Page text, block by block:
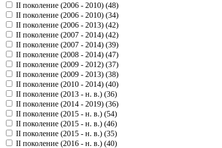
II поколение (2006 - 2010) (48)
II поколение (2006 - 2010) (34)
II поколение (2006 - 2013) (42)
II поколение (2007 - 2014) (42)
II поколение (2007 - 2014) (39)
II поколение (2008 - 2014) (47)
II поколение (2009 - 2012) (37)
II поколение (2009 - 2013) (38)
II поколение (2010 - 2014) (40)
II поколение (2013 - н. в.) (36)
II поколение (2014 - 2019) (36)
II поколение (2015 - н. в.) (54)
II поколение (2015 - н. в.) (46)
II поколение (2015 - н. в.) (35)
II поколение (2016 - н. в.) (40)